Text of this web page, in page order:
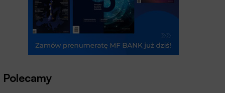
Polecamy